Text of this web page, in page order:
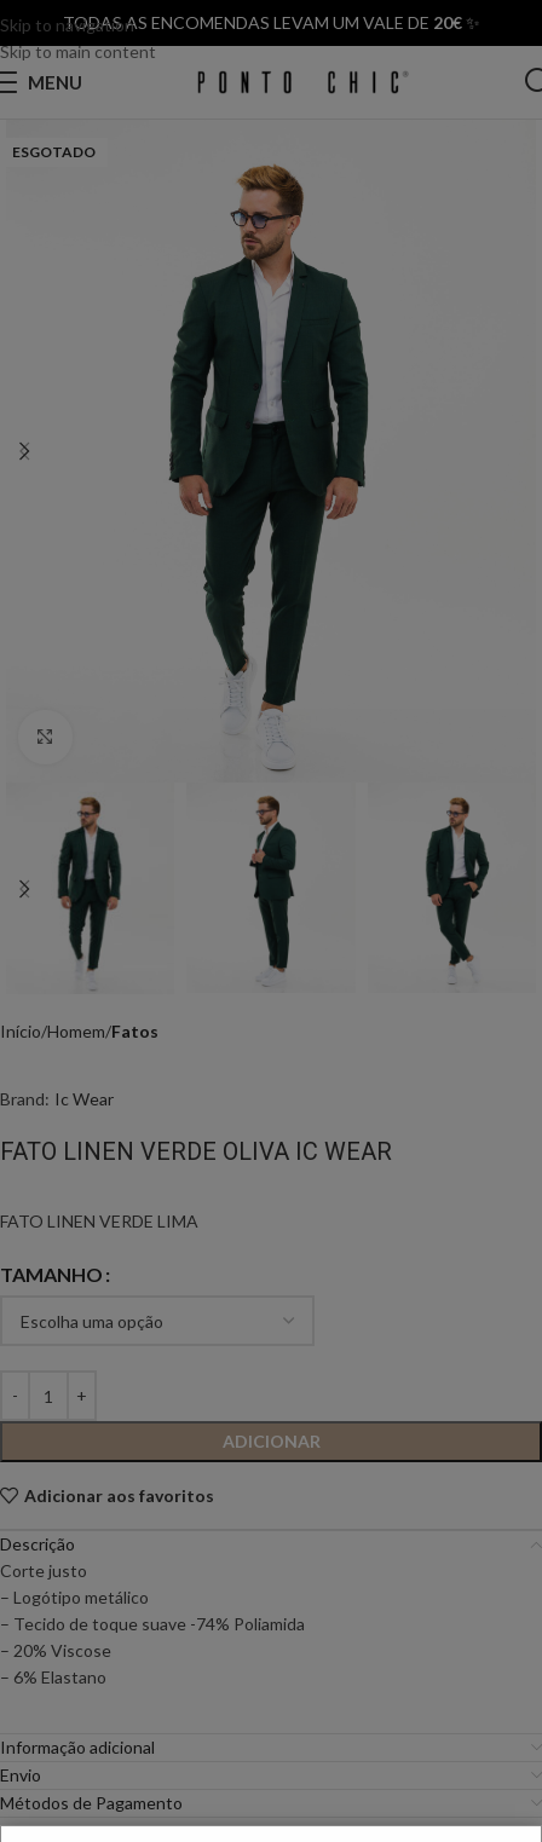
Skip to navigation
Skip to main content
TODAS AS ENCOMENDAS LEVAM UM VALE DE 20€✨
MENU
ESGOTADO
Início Homem Fatos
Brand: Ic Wear
FATO LINEN VERDE OLIVA IC WEAR
FATO LINEN VERDE LIMA
TAMANHO
ADICIONAR
Adicionar aos favoritos
Descrição
Corte justo
– Logótipo metálico
– Tecido de toque suave -74% Poliamida
– 20% Viscose
– 6% Elastano
Informação adicional
Envio
Métodos de Pagamento
Trocas e Devoluções